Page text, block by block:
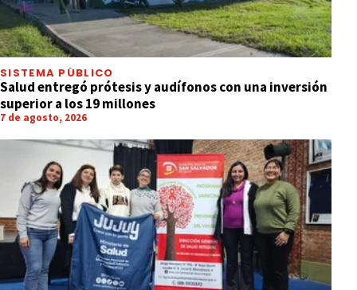
SISTEMA PÚBLICO
Salud entregó prótesis y audífonos con una inversión
superior a los 19 millones
7 de agosto, 2026